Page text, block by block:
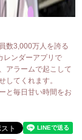
数3,000万人を誇る
レンダーアプリで
アラームで起こして
してくれます。
と毎日甘い時間をお